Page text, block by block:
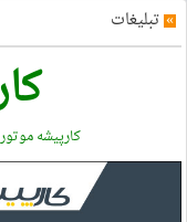
» تبلیغات
کارپیشه